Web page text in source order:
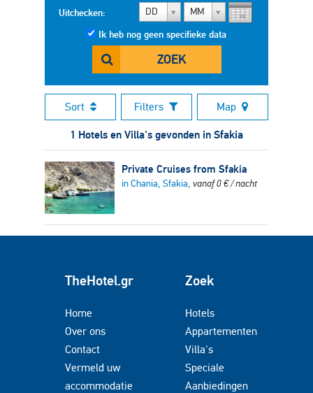
Uitchecken: DD MM
Ik heb nog geen specifieke data
ZOEK
Sort Filters Map
1 Hotels en Villa's gevonden in Sfakia
Private Cruises from Sfakia
in Chania, Sfakia, vanaf0€/ nacht
TheHotel.gr
Home
Over ons
Contact
Vermeld uw
accommodatie
Zoek
Hotels
Appartementen
Villa's
Speciale
Aanbiedingen